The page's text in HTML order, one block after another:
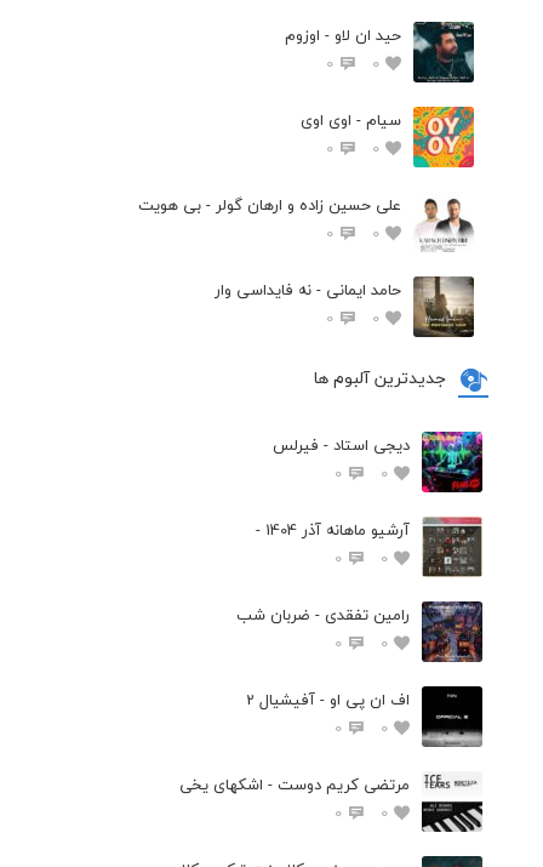
حید ان لاو - اوزوم
0
0
سیام - اوی اوی
0
0
علی حسین زاده و ارهان گولر - بی هویت
0
0
حامد ایمانی - نه فایداسی وار
0
0
جدیدترین آلبوم ها
دیجی استاد - فیرلس
0
0
آرشیو ماهانه آذر 1404 -
0
0
رامین تفقدی - ضربان شب
0
0
اف ان پی او - آفیشیال 2
0
0
مرتضی کریم دوست - اشکهای یخی
0
0